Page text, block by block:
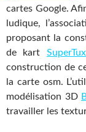
cartes Google.
ludique,
proposant la
de kart
construction de
la carte osm.
modélisation 3D
travailler les